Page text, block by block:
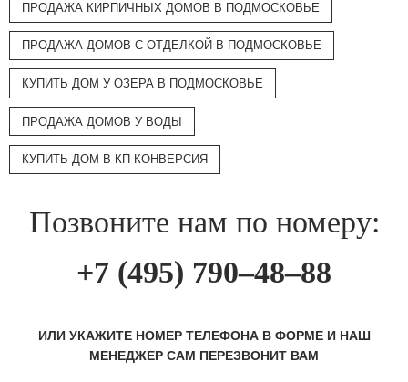
ПРОДАЖА КИРПИЧНЫХ ДОМОВ В ПОДМОСКОВЬЕ
ПРОДАЖА ДОМОВ С ОТДЕЛКОЙ В ПОДМОСКОВЬЕ
КУПИТЬ ДОМ У ОЗЕРА В ПОДМОСКОВЬЕ
ПРОДАЖА ДОМОВ У ВОДЫ
КУПИТЬ ДОМ В КП КОНВЕРСИЯ
Позвоните нам по номеру:
+7 (495) 790–48–88
ИЛИ УКАЖИТЕ НОМЕР ТЕЛЕФОНА В ФОРМЕ И НАШ
МЕНЕДЖЕР САМ ПЕРЕЗВОНИТ ВАМ